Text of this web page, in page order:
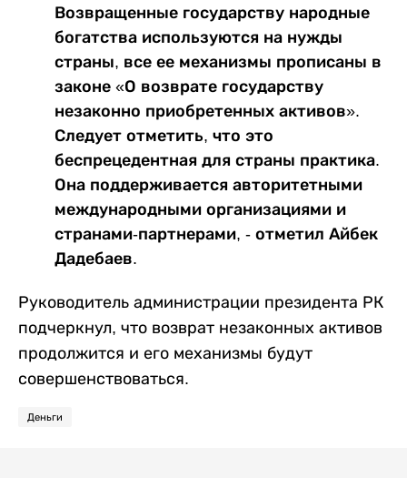
Возвращенные государству народные
богатства используются на нужды
страны, все ее механизмы прописаны в
законе «О возврате государству
незаконно приобретенных активов».
Следует отметить, что это
беспрецедентная для страны практика.
Она поддерживается авторитетными
международными организациями и
странами-партнерами, - отметил Айбек
Дадебаев.
Руководитель администрации президента РК
подчеркнул, что возврат незаконных активов
продолжится и его механизмы будут
совершенствоваться.
Деньги